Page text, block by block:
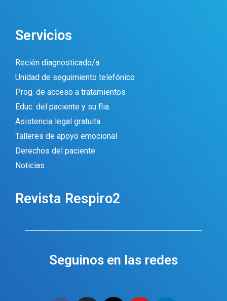
Servicios
Recién diagnosticado/a
Unidad de seguimiento telefónico
Prog. de acceso a tratamientos
Educ. del paciente y su flia.
Asistencia legal gratuita
Talleres de apoyo emocional
Derechos del paciente
Noticias
Revista Respiro2
Seguinos en las redes
F
I
I
Y
L